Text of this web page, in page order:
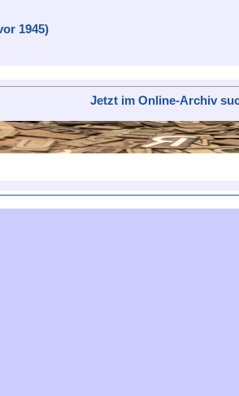
1945)
Jetzt im Online-Archiv